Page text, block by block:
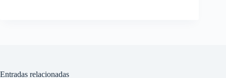
Entradas relacionadas